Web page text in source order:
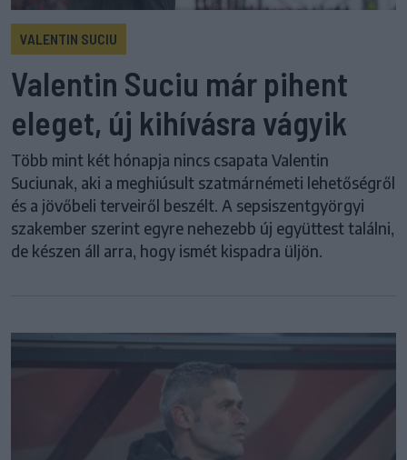
VALENTIN SUCIU
Valentin Suciu már pihent
eleget, új kihívásra vágyik
Több mint két hónapja nincs csapata Valentin
Suciunak, aki a meghiúsult szatmárnémeti lehetőségről
és a jövőbeli terveiről beszélt. A sepsiszentgyörgyi
szakember szerint egyre nehezebb új együttest találni,
de készen áll arra, hogy ismét kispadra üljön.